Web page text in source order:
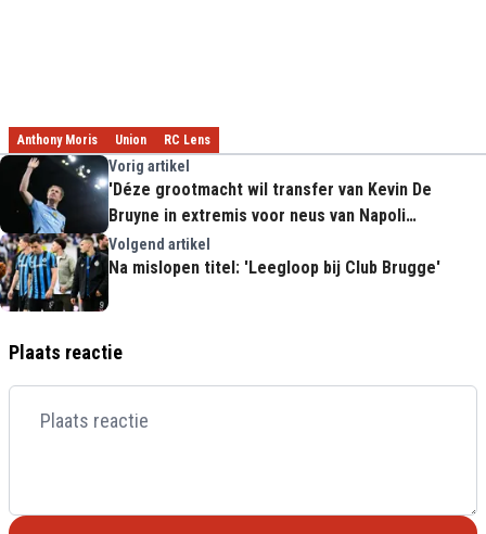
Anthony Moris Union RC Lens
Vorig artikel
'Déze grootmacht wil transfer van Kevin De
Bruyne in extremis voor neus van Napoli
wegkapen'
Volgend artikel
Na mislopen titel: 'Leegloop bij Club Brugge'
Plaats reactie